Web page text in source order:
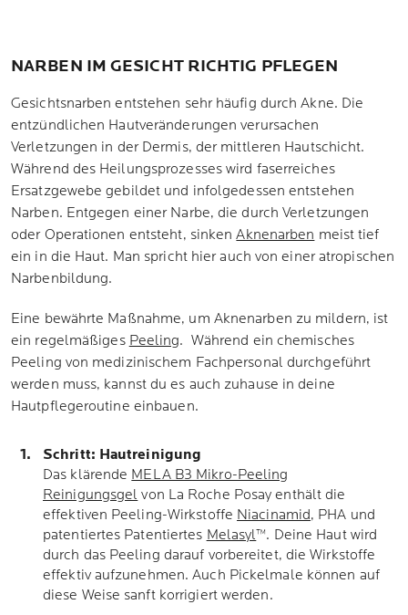
NARBEN IM GESICHT RICHTIG PFLEGEN
Gesichtsnarben entstehen sehr häufig durch Akne. Die
entzündlichen Hautveränderungen verursachen
Verletzungen in der Dermis, der mittleren Hautschicht.
Während des Heilungsprozesses wird faserreiches
Ersatzgewebe gebildet und infolgedessen entstehen
Narben. Entgegen einer Narbe, die durch Verletzungen
oder Operationen entsteht, sinkenAknenarben meist tief
ein in die Haut. Man spricht hier auch von einer atropischen
Narbenbildung.
Eine bewährte Maßnahme, um Aknenarben zu mildern, ist
ein regelmäßiges Peeling. Während ein chemisches
Peeling von medizinischem Fachpersonal durchgeführt
werden muss, kannst du es auch zuhause in deine
Hautpflegeroutine einbauen.
Schritt: Hautreinigung
Das klärende MELA B3 Mikro-Peeling
Reinigungsgel von La Roche Posay enthält die
effektiven Peeling-Wirkstoffe Niacinamid, PHA und
patentiertes Patentiertes Melasyl™. Deine Haut wird
durch das Peeling darauf vorbereitet, die Wirkstoffe
effektiv aufzunehmen. Auch Pickelmale können auf
diese Weise sanft korrigiert werden.